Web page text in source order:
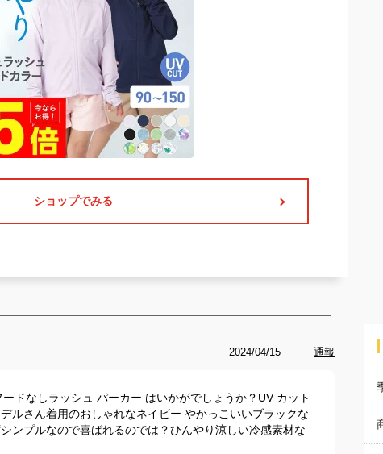
ショップでみる
2024/04/15 通報
ドなしラッシュ パーカー はいかがでしょうか？UV カット
ルさん着用のおしゃれなネイビー やかっこいいブラックな
ンプルなので喜ばれるのでは？ひんやり涼しい冷感素材な